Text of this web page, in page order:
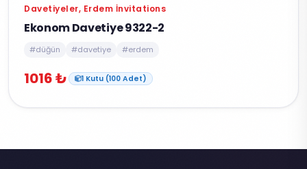
Davetiyeler, Erdem İnvitations
Ekonom Davetiye 9322-2
#düğün #davetiye #erdem
1016 ₺ 1 Kutu (100 Adet)